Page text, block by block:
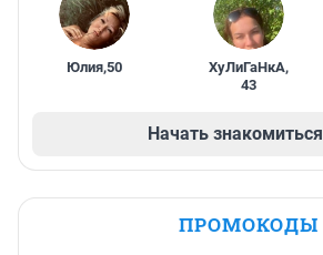
Юлия,50 ХуЛиГаНкА,
43
Начать знакомиться
ПРОМОКОДЫ